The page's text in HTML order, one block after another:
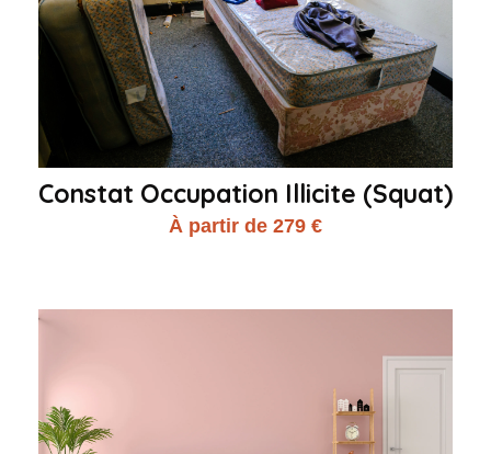
Constat Occupation Illicite (Squat)
À partir de 279 €